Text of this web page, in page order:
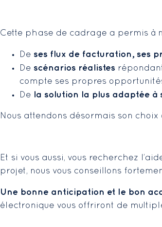
Cette phase de cadrage a permis à
De ses flux de facturation, ses
De scénarios réalistes
compte ses propres
De
la solution la plus adaptée à
Nous attendons désormais son
Et si vous aussi, vous recherchez
projet, nous vous conseillons
Une bonne anticipation et le bon
électronique vous offriront de